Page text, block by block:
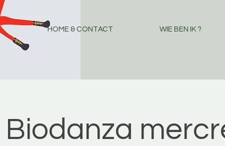
HOME & CONTACT WIE BEN IK ?
Biodanza